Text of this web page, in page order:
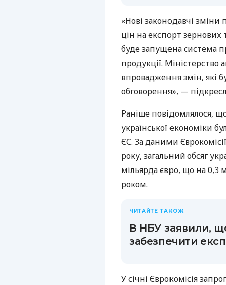
«Нові законодавчі
цін на експорт зернових
буде запущена система
продукції. Міністерство
впровадження змін, які
обговорення», —
Раніше повідомлялося,
української економіки
ЄС. За даними
року, загальний обсяг
мільярда євро, що на 0,3
роком.
ЧИТАЙТЕ ТАКОЖ
В НБУ заявили,
забезпечити
У січні Єврокомісія